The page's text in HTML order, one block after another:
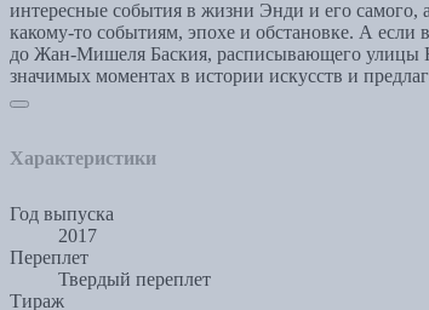
интересные события в жизни Энди и его самого,
какому-то событиям, эпохе и обстановке. А
до Жан-Мишеля Баския, расписывающего улицы
значимых моментах в истории искусств и
Характеристики
Год выпуска
2017
Переплет
Твердый переплет
Тираж